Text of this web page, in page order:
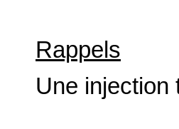
Rappels
Une injection